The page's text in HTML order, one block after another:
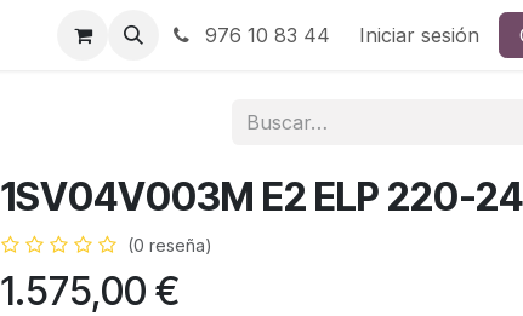
Blog 976 10 83 44 Iniciar sesión
1SV04V003M E2 ELP 220-
(0 reseña)
1.575,00 €